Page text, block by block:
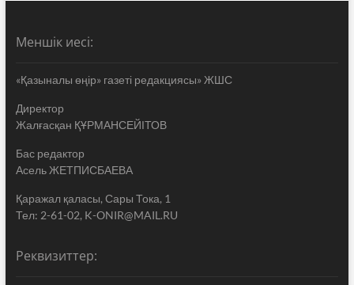
Меншік иесі:
«Қазыналы өңір» газеті редакциясы» ЖШС
Директор
Жалғасқан ҚҰРМАНСЕЙІТОВ
Бас редактор
Асель ЖЕТПИСБАЕВА
Қаражал қаласы, Сары Тока, 1
Тел: 2-61-02, K-ONIR@MAIL.RU
Реквизиттер: